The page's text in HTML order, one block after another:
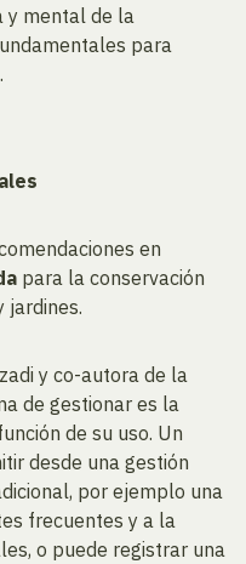
y mental de la
para
en
para la conservación
jardines.
y co-autora de la
de gestionar es la
de su uso. Un
desde una gestión
por ejemplo una
frecuentes y a la
o puede registrar una